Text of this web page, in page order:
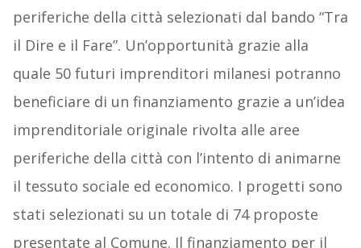
periferiche della città selezionati dal bando “Tra
il Dire e il Fare”. Un’opportunità grazie alla
quale 50 futuri imprenditori milanesi potranno
beneficiare di un finanziamento grazie a un’idea
imprenditoriale originale rivolta alle aree
periferiche della città con l’intento di animarne
il tessuto sociale ed economico. I progetti sono
stati selezionati su un totale di 74 proposte
presentate al Comune. Il finanziamento per il